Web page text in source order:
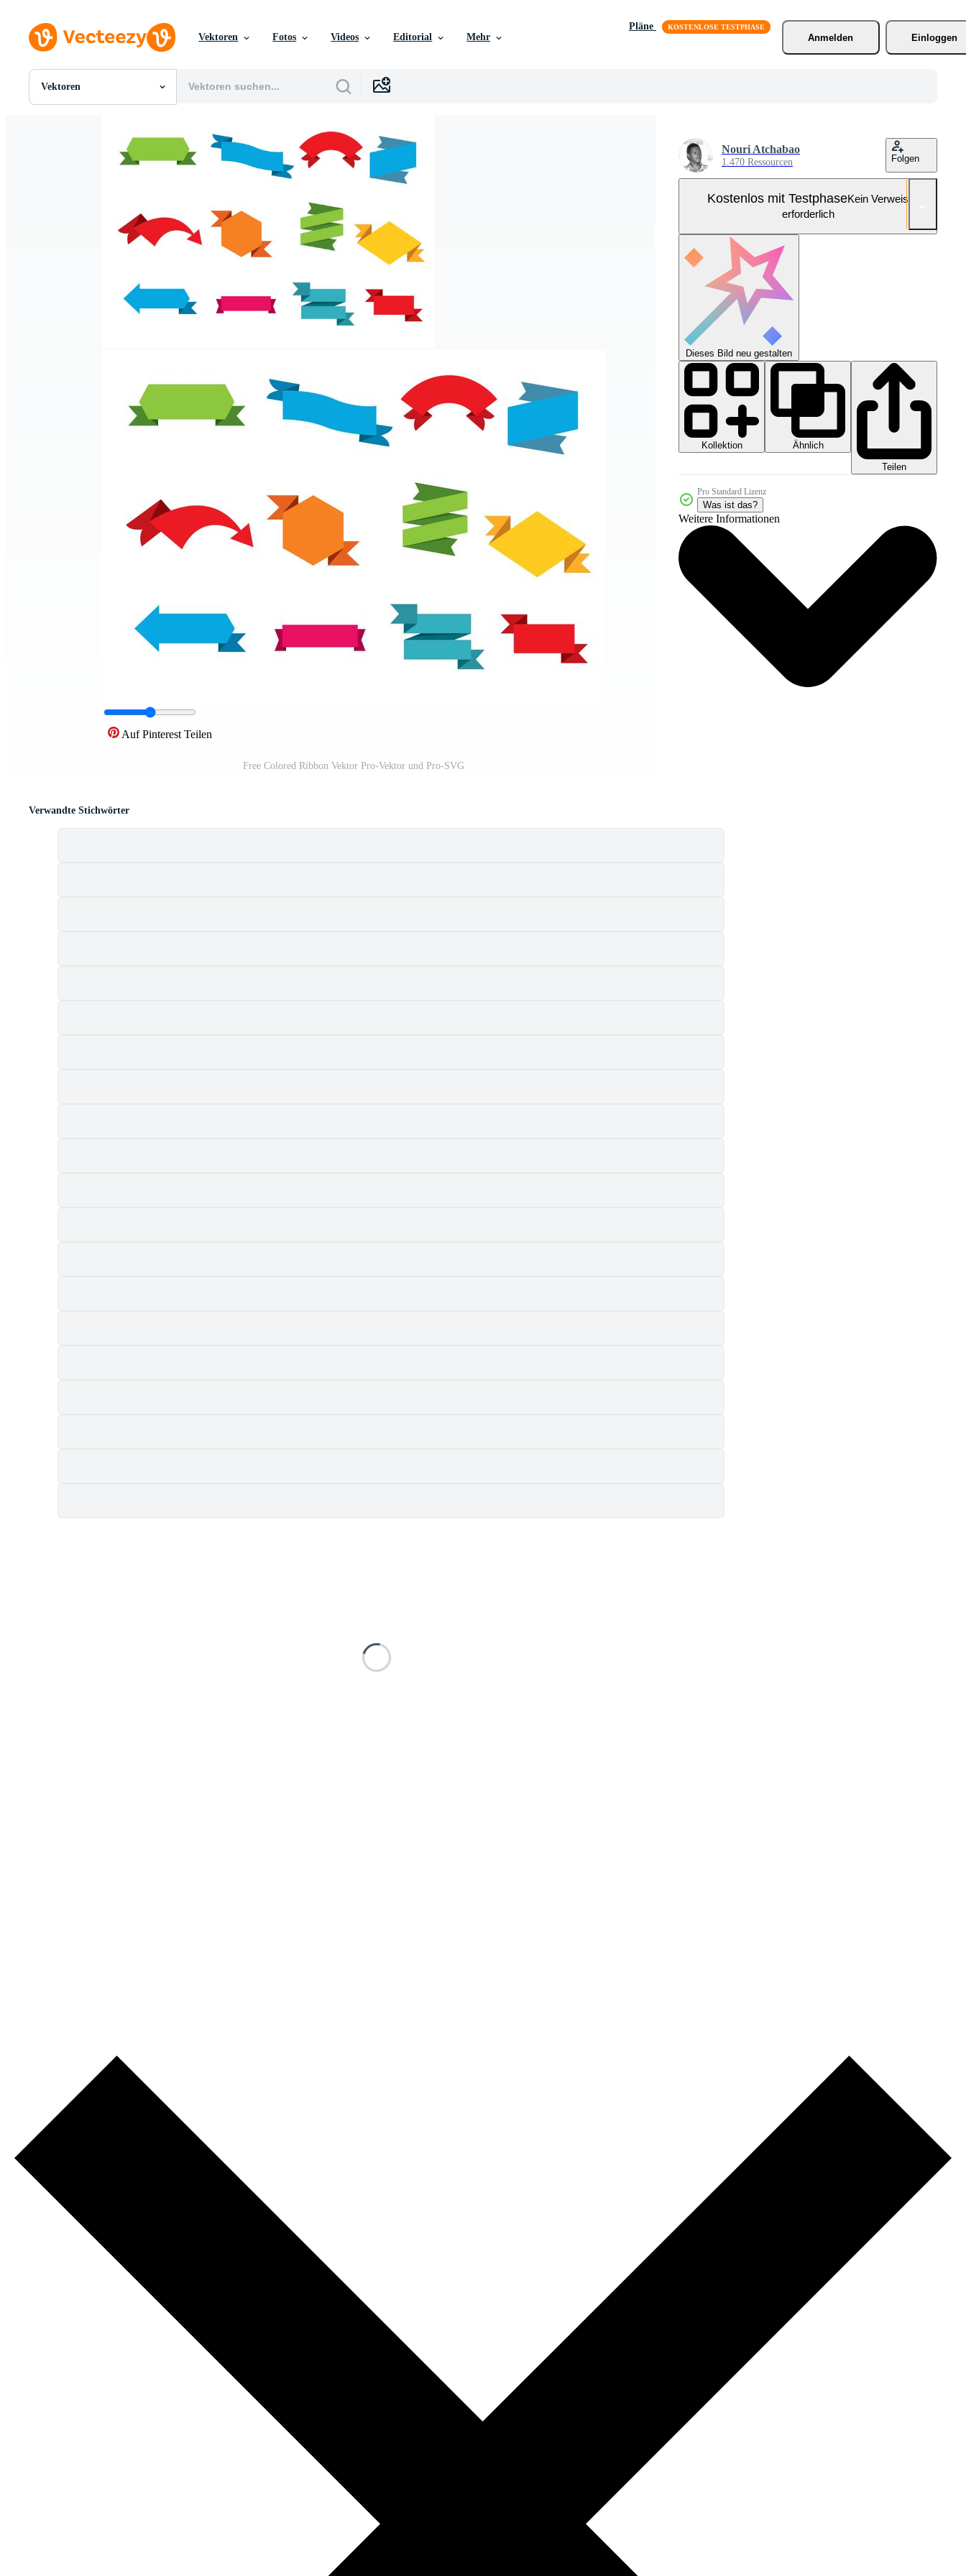
Vektoren Fotos Videos Editorial Mehr
Pläne
Anmelden
Einloggen
Vektoren
Alle Bilder
Motion Graphics
Redaktionelle Bilder
Auf Pinterest Teilen
Free Colored Ribbon Vektor Pro-Vektor und Pro-SVG
Nouri Atchabao
1.470 Ressourcen Folgen
Kostenlos mit TestphaseKein Verweis
erforderlich
Dieses Bild neu gestalten
Kollektion
Ähnlich
Teilen
Pro Standard Lizenz
Was ist das?
Weitere Informationen
Verwandte Stichwörter